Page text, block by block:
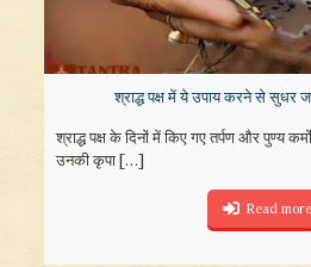
श्राद्ध पक्ष में ये उपाय करने से सुधर
श्राद्ध पक्ष के दिनों में किए गए तर्पण और पुण्य
उनकी कृपा[…]
Read more